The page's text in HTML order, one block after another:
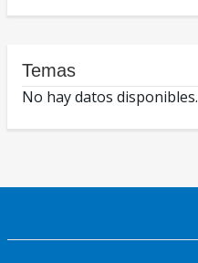
Temas
No hay datos disponibles.